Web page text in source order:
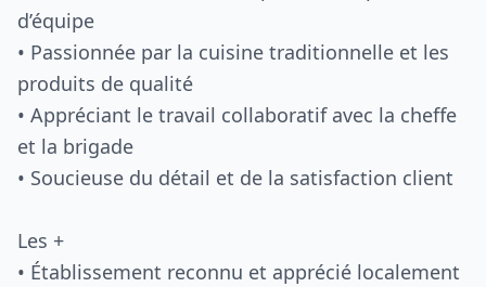
d’équipe
• Passionnée par la cuisine traditionnelle et les
produits de qualité
• Appréciant le travail collaboratif avec la cheffe
et la brigade
• Soucieuse du détail et de la satisfaction client
Les +
• Établissement reconnu et apprécié localement